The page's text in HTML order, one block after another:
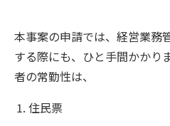
本事案の申請では、経営業務
する際にも、ひと手間かかり
者の常勤性は、
住民票